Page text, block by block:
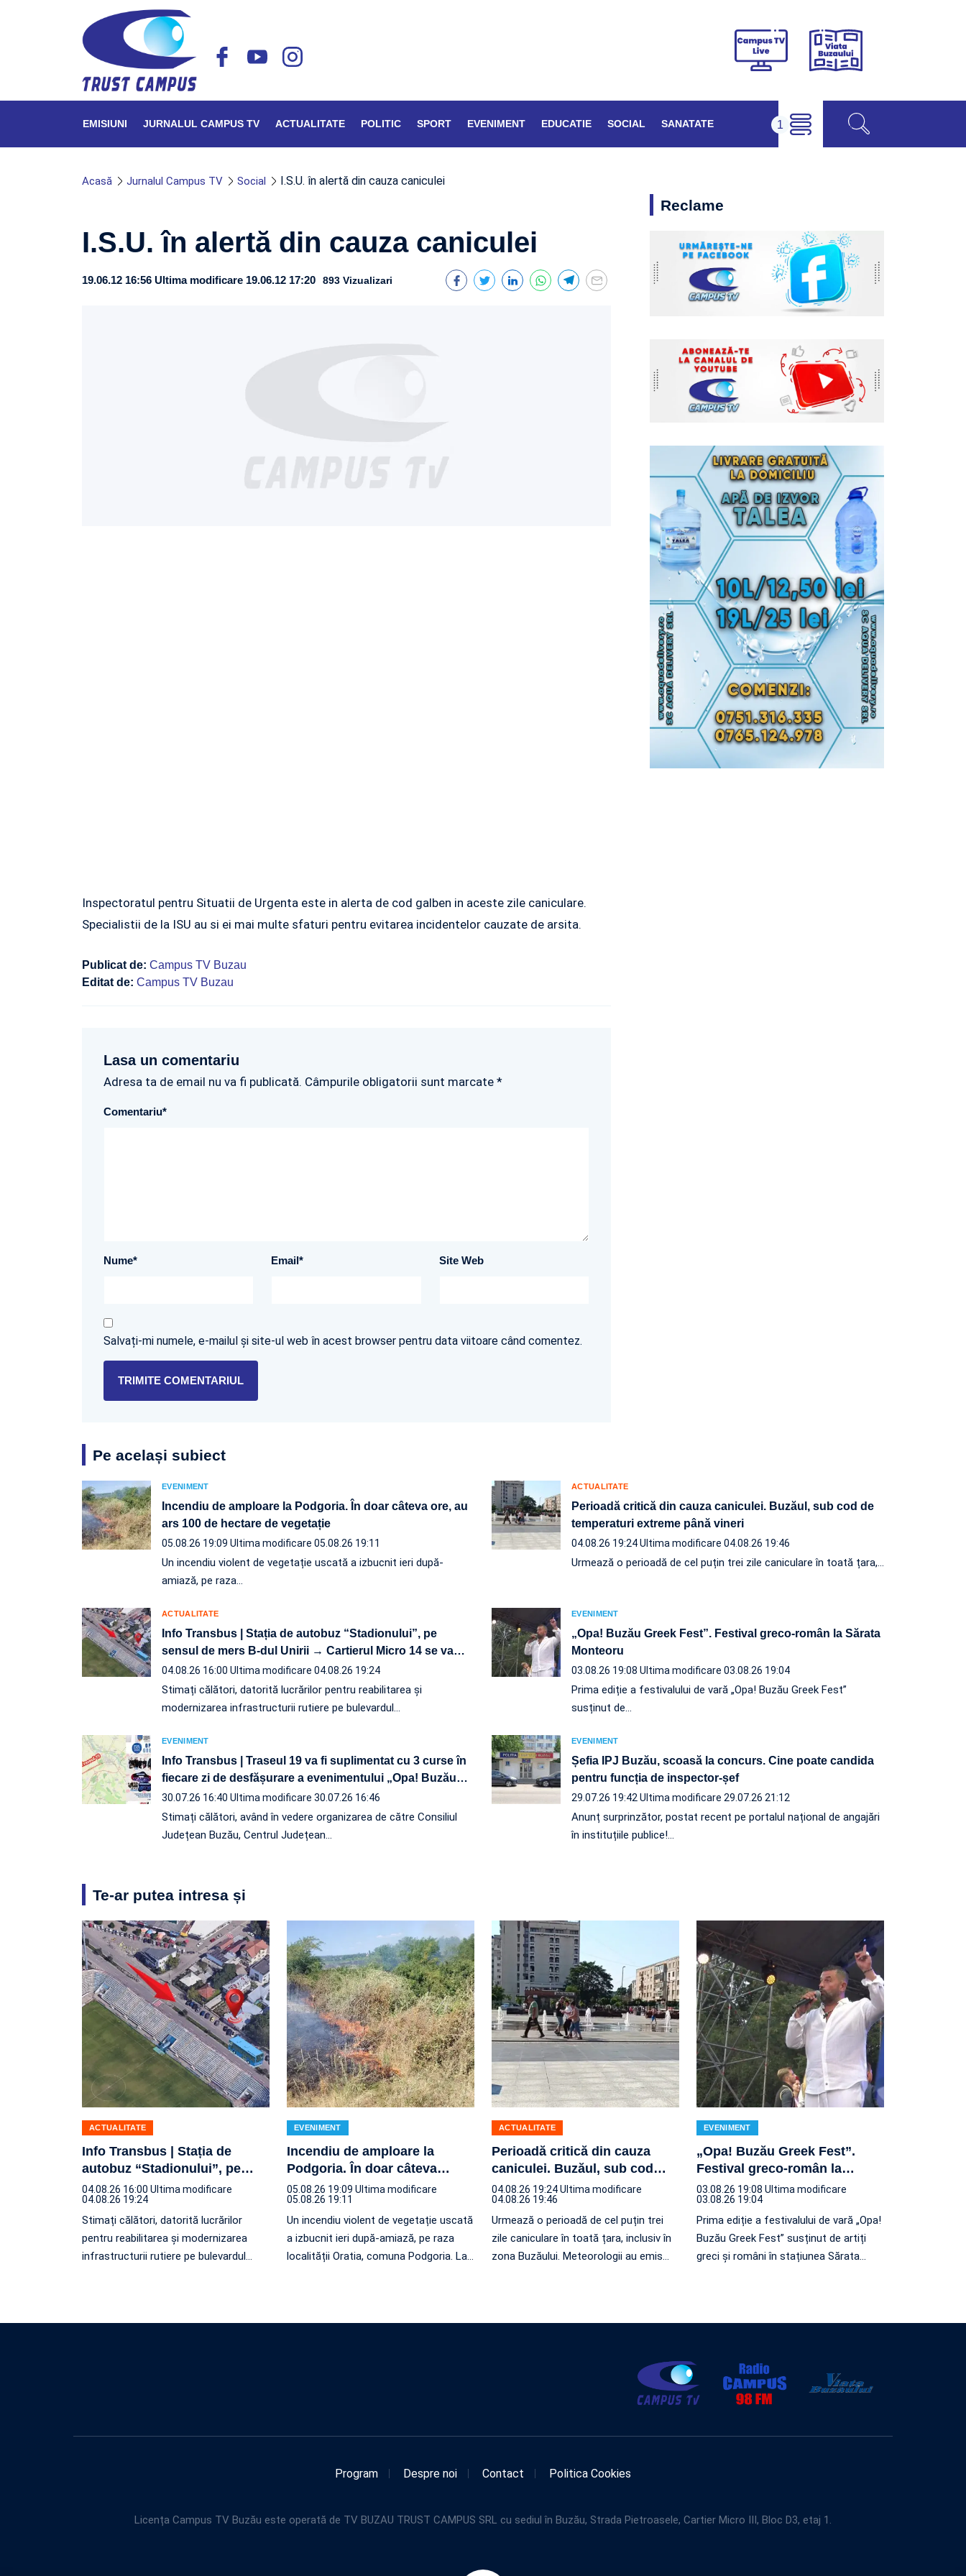
Campus
Viața
EMISIUNI JURNALUL CAMPUS TV ACTUALITATE POLITIC SPORT EVENIMENT EDUCATIE SOCIAL SANATATE
Acasă Jurnalul Campus TV Social I.S.U. în alertă din cauza caniculei
I.S.U. în alertă din cauza caniculei
19.06.12 16:56 Ultima modificare 19.06.12 17:20 893 Vizualizari
Inspectoratul pentru Situatii de Urgenta este in alerta de cod galben in aceste zile caniculare.
Specialistii de la ISU au si ei mai multe sfaturi pentru evitarea incidentelor cauzate de arsita.
Publicat de: Campus TV Buzau
Editat de: Campus TV Buzau
Lasa un comentariu
Adresa ta de email nu va fi publicată. Câmpurile obligatorii sunt marcate *
Comentariu*
Nume* Email* Site Web
Salvați-mi numele, e-mailul și site-ul web în acest browser pentru data viitoare când comentez.
Reclame
Pe același subiect
EVENIMENT
Incendiu de amploare la Podgoria. În doar câteva ore, au
ars 100 de hectare de vegetație
05.08.26 19:09 Ultima modificare 05.08.26 19:11
Un incendiu violent de vegetație uscată a izbucnit ieri după-
amiază, pe raza…
ACTUALITATE
Perioadă critică din cauza caniculei. Buzăul, sub cod de
temperaturi extreme până vineri
04.08.26 19:24Ultima modificare 04.08.26 19:46
Urmează o perioadă de cel puțin trei zile caniculare în toată țara,…
ACTUALITATE
Info Transbus | Stația de autobuz “Stadionului”, pe
sensul de mers B-dul Unirii → Cartierul Micro 14 se va…
04.08.26 16:00 Ultima modificare 04.08.26 19:24
Stimați călători, datorită lucrărilor pentru reabilitarea și
modernizarea infrastructurii rutiere pe bulevardul…
EVENIMENT
„Opa! Buzău Greek Fest”. Festival greco-român la Sărata
Monteoru
03.08.26 19:08 Ultima modificare 03.08.26 19:04
Prima ediție a festivalului de vară „Opa! Buzău Greek Fest”
susținut de…
EVENIMENT
Info Transbus | Traseul 19 va fi suplimentat cu 3 curse în
fiecare zi de desfășurare a evenimentului „Opa! Buzău…
30.07.26 16:40 Ultima modificare 30.07.26 16:46
Stimați călători, având în vedere organizarea de către Consiliul
Județean Buzău, Centrul Județean…
EVENIMENT
Șefia IPJ Buzău, scoasă la concurs. Cine poate candida
pentru funcția de inspector-șef
29.07.26 19:42 Ultima modificare 29.07.26 21:12
Anunț surprinzător, postat recent pe portalul național de angajări
în instituțiile publice!…
Te-ar putea intresa și
ACTUALITATE
Info Transbus | Stația de
autobuz “Stadionului”, pe…
04.08.26 16:00 Ultima modificare
04.08.26 19:24
Stimați călători, datorită lucrărilor
pentru reabilitarea și modernizarea
infrastructurii rutiere pe bulevardul…
EVENIMENT
Incendiu de amploare la
Podgoria. În doar câteva…
05.08.26 19:09 Ultima modificare
05.08.26 19:11
Un incendiu violent de vegetație uscată
a izbucnit ieri după-amiază, pe raza
localității Oratia, comuna Podgoria. La…
ACTUALITATE
Perioadă critică din cauza
caniculei. Buzăul, sub cod…
04.08.26 19:24Ultima modificare
04.08.26 19:46
Urmează o perioadă de cel puțin trei
zile caniculare în toată țara, inclusiv în
zona Buzăului. Meteorologii au emis…
EVENIMENT
„Opa! Buzău Greek Fest”.
Festival greco-român la…
03.08.26 19:08 Ultima modificare
03.08.26 19:04
Prima ediție a festivalului de vară „Opa!
Buzău Greek Fest” susținut de artiți
greci și români în stațiunea Sărata…
Program Despre noi Contact Politica Cookies
Licența Campus TV Buzău este operată de TV BUZAU TRUST CAMPUS SRL cu sediul în Buzău, Strada Pietroasele, Cartier Micro III, Bloc D3, etaj 1.